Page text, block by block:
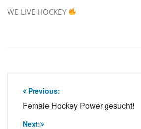
WE LIVE HOCKEY
Beitragsnavigation
Previous:
Female Hockey Power gesucht!
Next: